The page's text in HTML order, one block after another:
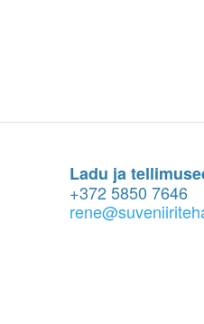
Ladu ja
+372 5850 7646